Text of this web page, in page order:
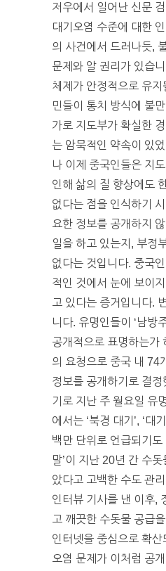
저우에서 일어난 신문
대기오염 수준에 대한
의 사건에서 드러나듯,
문제와 알 권리가 있습
체제가 안정적으로 유
민들이 통치 방식에 불
가로 지도부가 확실한
는 암묵적인 약속이 있
나 이제 중국인들은 지
인해 삶의 질 향상에도
없다는 점을 인식하기
요한 정보를 공개하지
일을 하고 있는지, 부정
없다는 것입니다. 중국
적인 것에서 눈에 보이
고 있다는 증거입니다.
니다. 유명인들이 ‘남방
공개적으로 표명하는가
의 요청으로 중국 내 74
정보를 공개하기로 결정
기로 지난 주 월요일 유
에서는 ‘북경 대기’, ‘대
백만 단위로 언급되기도
말’이 지난 20년 간 수
았다고 고백한 수도 관
인터뷰 기사를 낸 이후,
고 깨끗한 수돗물 공급
인터넷을 중심으로 확산
오염 문제가 이처럼 공